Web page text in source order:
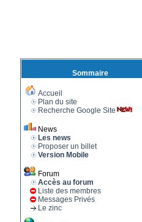
Sommaire
Accueil
Plan du site
Recherche Google Site
News
Les news
Proposer un billet
Version Mobile
Forum
Accès au forum
Liste des membres
Messages Privés
Le zinc